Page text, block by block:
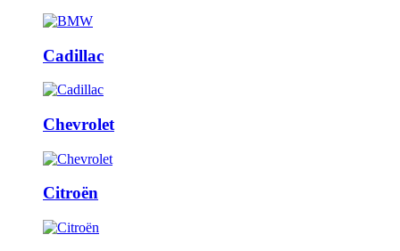
Cadillac
Chevrolet
Citroën